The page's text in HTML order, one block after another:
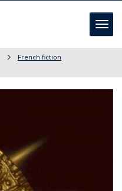
French fiction